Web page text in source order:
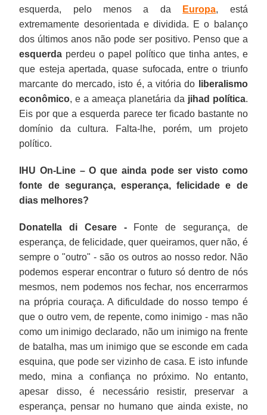
esquerda, pelo menos a da
Europa, está
extremamente desorientada e dividida. E o balanço
dos últimos anos não pode ser positivo. Penso que a
esquerda perdeu o papel político que tinha antes, e
que esteja apertada, quase sufocada, entre o triunfo
marcante do mercado, isto é, a vitória do
liberalismo
econômico, e a ameaça planetária da jihad política.
Eis por que a esquerda parece ter ficado bastante no
domínio da cultura. Falta-lhe, porém, um projeto
político.
IHU On-Line – O que ainda pode ser visto como
fonte de segurança, esperança, felicidade e de
dias melhores?
Donatella di Cesare -Fonte de segurança, de
esperança, de felicidade, quer queiramos, quer não, é
sempre o "outro" - são os outros ao nosso redor. Não
podemos esperar encontrar o futuro só dentro de nós
mesmos, nem podemos nos fechar, nos encerrarmos
na própria couraça. A dificuldade do nosso tempo é
que o outro vem, de repente, como inimigo - mas não
como um inimigo declarado, não um inimigo na frente
de batalha, mas um inimigo que se esconde em cada
esquina, que pode ser vizinho de casa. E isto infunde
medo, mina a confiança no próximo. No entanto,
apesar disso, é necessário resistir, preservar a
esperança, pensar no humano que ainda existe, no